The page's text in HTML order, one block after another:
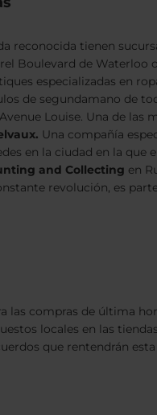
reconocida tienen
Boulevard de Waterloo
especializadas en
de segundamano de
Louise. Una de las
Una compañía
en la ciudad en la que
and Collecting en
revolución, es
las compras de última
locales en las
que rentendrán